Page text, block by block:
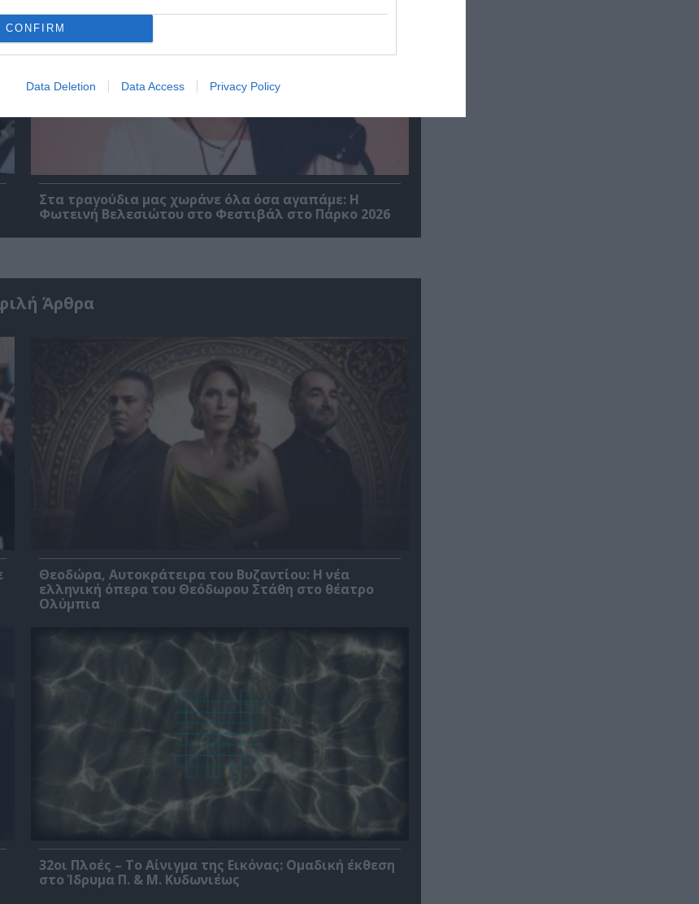
CONFIRM
Data Deletion Data Access Privacy Policy
Στα τραγούδια μας χωράνε όλα όσα αγαπάμε: Η
Φωτεινή Βελεσιώτου στο Φεστιβάλ στο Πάρκο 2026
Άρθρα
Θεοδώρα, Αυτοκράτειρα του Βυζαντίου: Η νέα
ελληνική όπερα του Θεόδωρου Στάθη στο θέατρο
Ολύμπια
32οι Πλοές – Το Αίνιγμα της Εικόνας: Ομαδική έκθεση
στο Ίδρυμα Π. & Μ. Κυδωνιέως